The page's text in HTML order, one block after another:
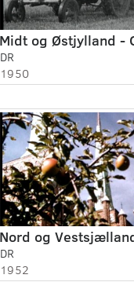
DR
1950
DR
1952